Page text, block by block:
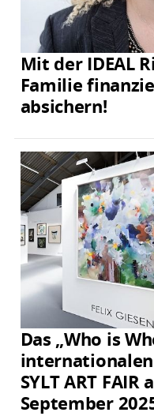
Mit der IDEAL
Familie
absichern!
Das „Who is
SYLT ART FAIR
September